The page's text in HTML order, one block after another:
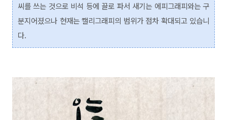
씨를 쓰는 것으로 비석 등에 끌로 파서 새기는 에피그래피와는 구
분지어졌으나 현재는 캘리그래피의 범위가 점차 확대되고 있습니
다.